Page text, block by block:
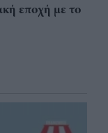
εποχή με το